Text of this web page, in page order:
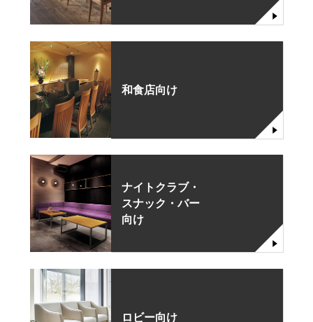
和食店向け
ナイトクラブ・
スナック・バー
向け
ロビー向け